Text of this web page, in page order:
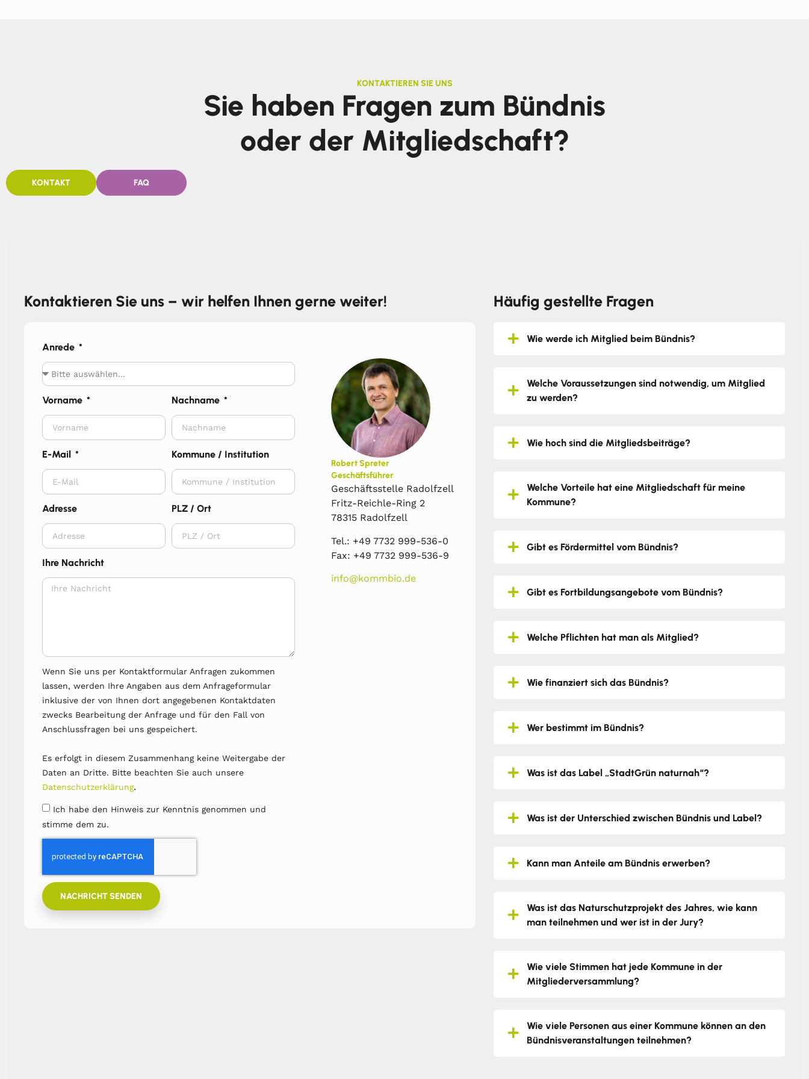
KONTAKTIEREN SIE UNS
Sie haben Fragen zum Bündnis
oder der Mitgliedschaft?
KONTAKT FAQ
Kontaktieren Sie uns – wir helfen Ihnen gerne weiter!
Anrede
Vorname Nachname
E-Mail Kommune / Institution
Adresse PLZ / Ort
Ihre Nachricht
Wenn Sie uns per Kontaktformular Anfragen zukommen
lassen, werden Ihre Angaben aus dem Anfrageformular
inklusive der von Ihnen dort angegebenen Kontaktdaten
zwecks Bearbeitung der Anfrage und für den Fall von
Anschlussfragen bei uns gespeichert.
Es erfolgt in diesem Zusammenhang keine Weitergabe der
Daten an Dritte. Bitte beachten Sie auch unsere
Datenschutzerklärung.
Ich habe den Hinweis zur Kenntnis genommen und
stimme dem zu.
NACHRICHT SENDEN
Robert Spreter
Geschäftsführer
Geschäftsstelle Radolfzell
Fritz-Reichle-Ring 2
78315 Radolfzell
Tel.: +49 7732 999-536-0
Fax: +49 7732 999-536-9
info@kommbio.de
Häufig gestellte Fragen
Wie werde ich Mitglied beim Bündnis?
Welche Voraussetzungen sind notwendig, um Mitglied
zu werden?
Wie hoch sind die Mitgliedsbeiträge?
Welche Vorteile hat eine Mitgliedschaft für meine
Kommune?
Gibt es Fördermittel vom Bündnis?
Gibt es Fortbildungsangebote vom Bündnis?
Welche Pflichten hat man als Mitglied?
Wie finanziert sich das Bündnis?
Wer bestimmt im Bündnis?
Was ist das Label „StadtGrün naturnah“?
Was ist der Unterschied zwischen Bündnis und Label?
Kann man Anteile am Bündnis erwerben?
Was ist das Naturschutzprojekt des Jahres, wie kann
man teilnehmen und wer ist in der Jury?
Wie viele Stimmen hat jede Kommune in der
Mitgliederversammlung?
Wie viele Personen aus einer Kommune können an den
Bündnisveranstaltungen teilnehmen?